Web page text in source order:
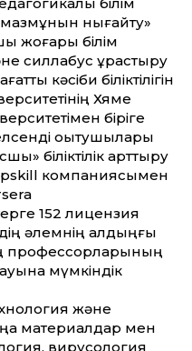
білім
нығайту»
жоғары білім
силлабус құрастыру
кәсіби біліктілігін
Хяме
біріге
оқытушылары
біліктілік арт­тыру
Upskill компаниясымен
152 лицензия
әлемнің алдыңғы
профессорларының
мүмкіндік
және
материал­дар мен
вирусология